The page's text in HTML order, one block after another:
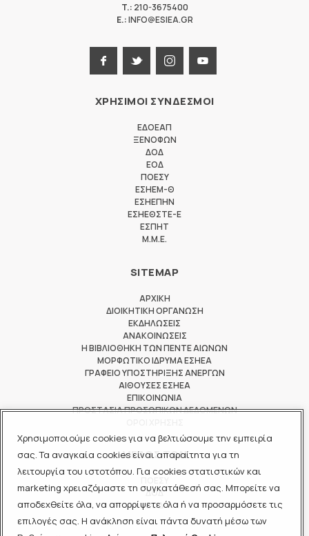
Χρησιμοποιούμε cookies για να βελτιώσουμε την εμπειρία
σας. Τα αναγκαία cookies είναι απαραίτητα για τη
λειτουργία του ιστοτόπου. Για cookies στατιστικών και
marketing χρειαζόμαστε τη συγκατάθεσή σας. Μπορείτε να
αποδεχθείτε όλα, να απορρίψετε όλα ή να προσαρμόσετε τις
επιλογές σας. Η ανάκληση είναι πάντα δυνατή μέσω των
T.: 210-3675400
E.:INFO@ESIEA.GR
ΧΡΗΣΙΜΟΙ ΣΥΝΔΕΣΜΟΙ
ΕΔΟΕΑΠ
ΞΕΝΟΦΩΝ
ΔΟΔ
ΕΟΔ
ΠΟΕΣΥ
ΕΣΗΕΜ-Θ
ΕΣΗΕΠΗΝ
ΕΣΗΕΘΣΤΕ-Ε
ΕΣΠΗΤ
M.M.E.
SITEMAP
ΑΡΧΙΚΗ
ΔΙΟΙΚΗΤΙΚΗ ΟΡΓΑΝΩΣΗ
ΕΚΔΗΛΩΣΕΙΣ
ΑΝΑΚΟΙΝΩΣΕΙΣ
Η ΒΙΒΛΙΟΘΗΚΗ ΤΩΝ ΠΕΝΤΕ ΑΙΩΝΩΝ
ΜΟΡΦΩΤΙΚΟ ΙΔΡΥΜΑ ΕΣΗΕΑ
ΓΡΑΦΕΙΟ ΥΠΟΣΤΗΡΙΞΗΣ ΑΝΕΡΓΩΝ
ΑΙΘΟΥΣΕΣ ΕΣΗΕΑ
ΕΠΙΚΟΙΝΩΝΙΑ
ΠΡΟΣΤΑΣΙΑ ΠΡΟΣΩΠΙΚΩΝ ΔΕΔΟΜΕΝΩΝ
ΜΕΛΟΣ ΤΩΝ
ΔΟΔ
ΕΟΔ